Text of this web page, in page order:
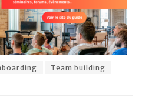
Team building